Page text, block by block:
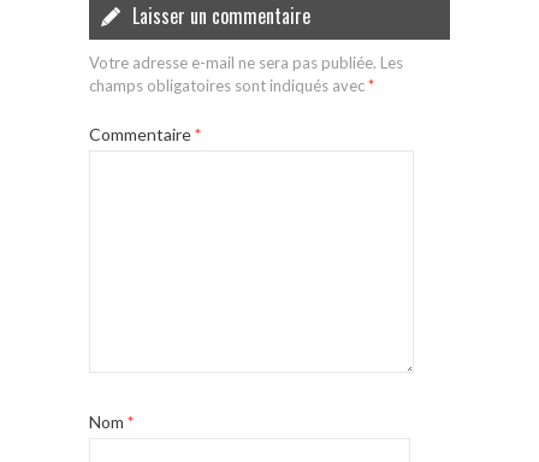
Laisser un commentaire
Votre adresse e-mail ne sera pas publiée. Les
champs obligatoires sont indiqués avec*
Commentaire*
Nom *